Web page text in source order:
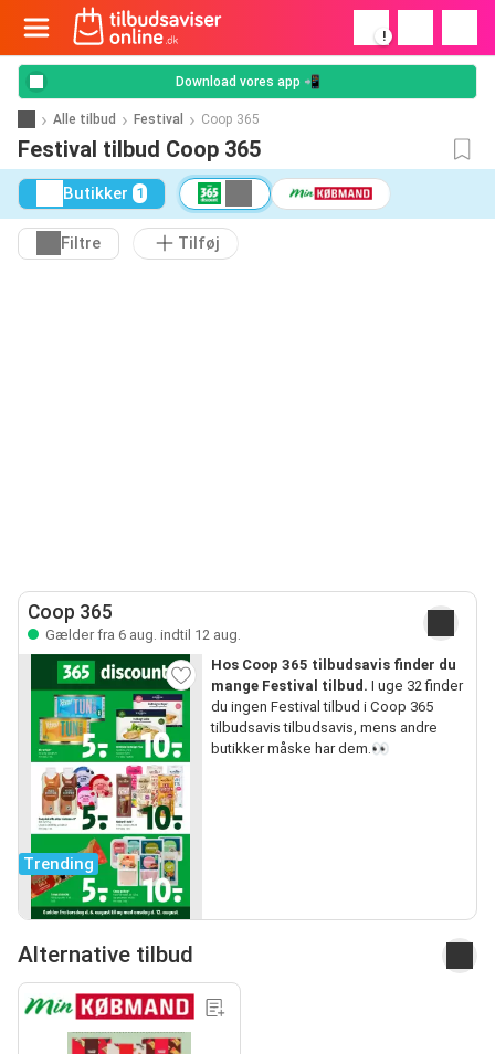
!
Download vores app 📲
Alle tilbud Festival Coop 365
Festival tilbud Coop 365
Butikker 1
Filtre Tilføj
Coop 365
Gælder fra 6 aug. indtil 12 aug.
Trending
Hos Coop 365 tilbudsavis finder du
mange Festival tilbud. I uge 32 finder
du ingen Festival tilbud i Coop 365
tilbudsavis tilbudsavis, mens andre
butikker måske har dem.👀
Alternative tilbud